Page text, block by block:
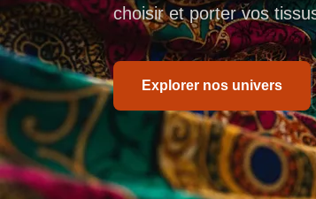
choisir et porter vos
Explorer nos univers